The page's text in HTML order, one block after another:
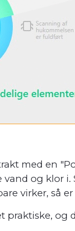
med en
og klor i.
virker, så
praktiske,